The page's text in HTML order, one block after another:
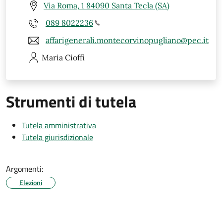
Via Roma, 1 84090 Santa Tecla (SA)
089 8022236
affarigenerali.montecorvinopugliano@pec.it
Maria Cioffi
Strumenti di tutela
Tutela amministrativa
Tutela giurisdizionale
Argomenti:
Elezioni